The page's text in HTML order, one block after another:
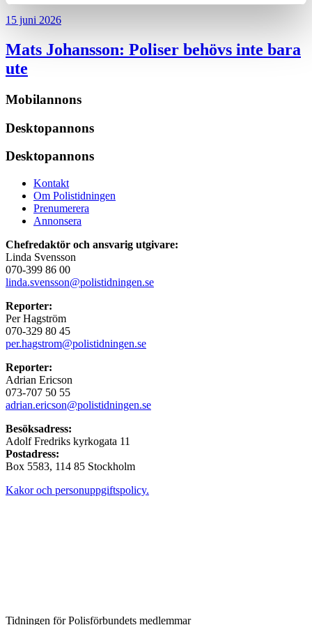
15 juni 2026
Mats Johansson: Poliser behövs inte bara
ute
Mobilannons
Desktopannons
Desktopannons
Kontakt
Om Polistidningen
Prenumerera
Annonsera
Chefredaktör och ansvarig utgivare:
Linda Svensson
070-399 86 00
linda.svensson@polistidningen.se
Reporter:
Per Hagström
070-329 80 45
per.hagstrom@polistidningen.se
Reporter:
Adrian Ericson
073-707 50 55
adrian.ericson@polistidningen.se
Besöksadress:
Adolf Fredriks kyrkogata 11
Postadress:
Box 5583, 114 85 Stockholm
Kakor och personuppgiftspolicy.
Tidningen för Polisförbundets medlemmar